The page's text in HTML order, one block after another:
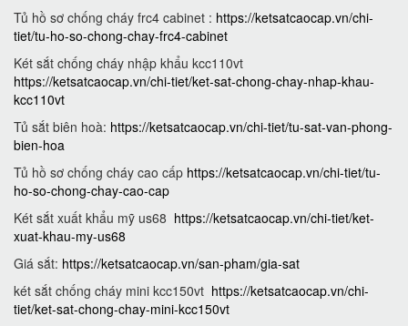
Tủ hồ sơ chống cháy frc4 cabinet : https://ketsatcaocap.vn/chi-
tiet/tu-ho-so-chong-chay-frc4-cabinet
Két sắt chống cháy nhập khẩu kcc110vt
https://ketsatcaocap.vn/chi-tiet/ket-sat-chong-chay-nhap-khau-
kcc110vt
Tủ sắt biên hoà: https://ketsatcaocap.vn/chi-tiet/tu-sat-van-phong-
bien-hoa
Tủ hồ sơ chống cháy cao cấp https://ketsatcaocap.vn/chi-tiet/tu-
ho-so-chong-chay-cao-cap
Két sắt xuất khẩu mỹ us68 https://ketsatcaocap.vn/chi-tiet/ket-
xuat-khau-my-us68
Giá sắt: https://ketsatcaocap.vn/san-pham/gia-sat
két sắt chống cháy mini kcc150vt https://ketsatcaocap.vn/chi-
tiet/ket-sat-chong-chay-mini-kcc150vt